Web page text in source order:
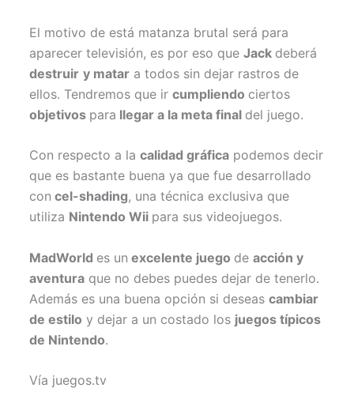
El motivo de está matanza brutal será para
aparecer televisión, es por eso queJack deberá
destruir y matar a todos sin dejar rastros de
ellos. Tendremos que ircumpliendo ciertos
objetivos para llegar a la meta final del juego.
Con respecto a lacalidad gráfica podemos decir
que es bastante buena ya que fue desarrollado
con cel-shading, una técnica exclusiva que
utiliza Nintendo Wii para sus videojuegos.
MadWorld es un excelente juego deacción y
aventura que no debes puedes dejar de tenerlo.
Además es una buena opción si deseascambiar
de estilo y dejar a un costado los juegos típicos
de Nintendo.
Vía juegos.tv